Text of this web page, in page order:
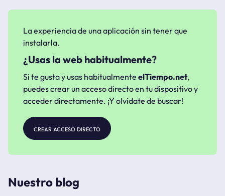
La experiencia de una aplicación sin tener que
instalarla.
¿Usas la web habitualmente?
Si te gusta y usas habitualmente elTiempo.net,
puedes crear un acceso directo en tu dispositivo y
acceder directamente. ¡Y olvídate de buscar!
crear acceso directo
Nuestro blog